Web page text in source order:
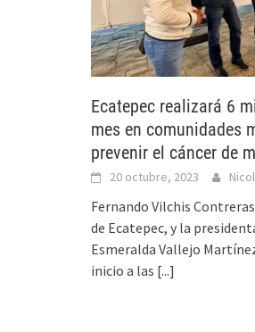
Ecatepec realizará 6
mes en comunidades
prevenir el cáncer de
20 octubre, 2023
Fernando Vilchis
de Ecatepec, y la
Esmeralda Vallejo
inicio a las [...]